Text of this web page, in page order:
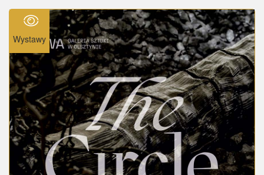
Wystawy